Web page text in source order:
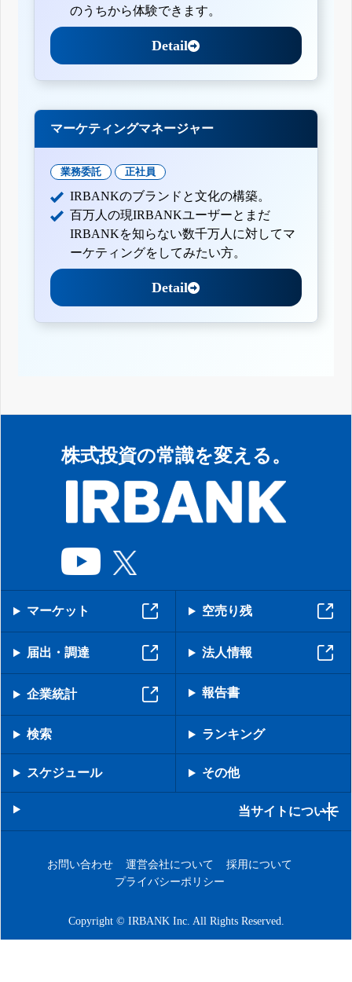
のうちから体験できます。
Detail
マーケティングマネージャー
業務委託 正社員
IRBANKのブランドと文化の構築。
百万人の現IRBANKユーザーとまだ
IRBANKを知らない数千万人に対してマ
ーケティングをしてみたい方。
Detail
株式投資の常識を変える。
マーケット 空売り残
届出・調達 法人情報
企業統計 報告書
検索 ランキング
スケジュール その他
当サイトについて
お問い合わせ 運営会社について
採用について
プライバシーポリシー
Copyright © IRBANK Inc. All Rights Reserved.